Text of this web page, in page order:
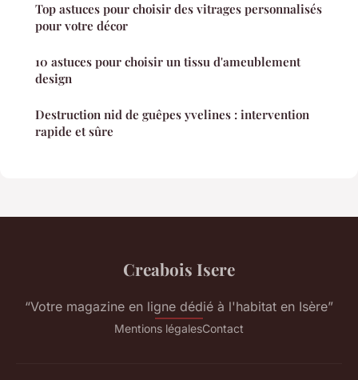
Top astuces pour choisir des vitrages personnalisés
pour votre décor
10 astuces pour choisir un tissu d'ameublement
design
Destruction nid de guêpes yvelines : intervention
rapide et sûre
Creabois Isere
“Votre magazine en ligne dédié à l'habitat en Isère”
Mentions légalesContact